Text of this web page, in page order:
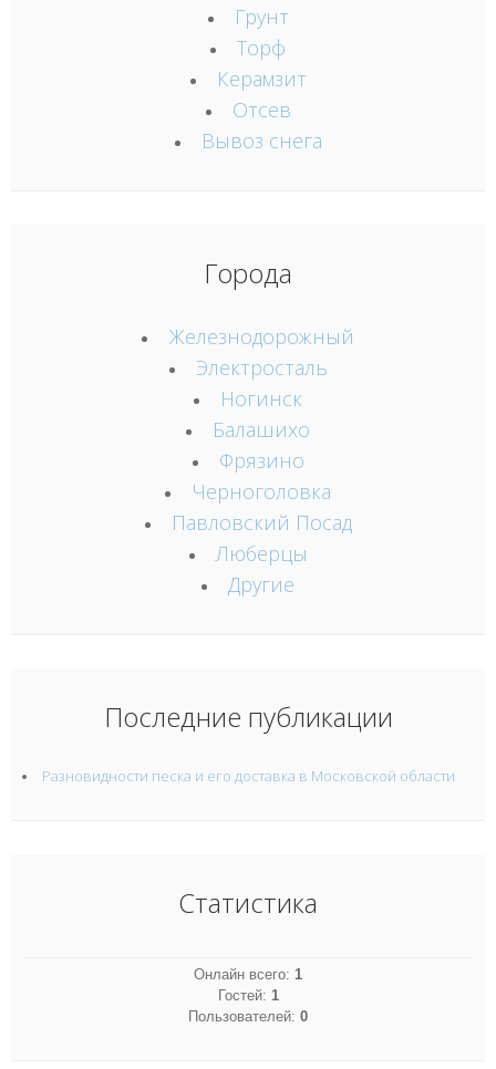
Грунт
Торф
Керамзит
Отсев
Вывоз снега
Города
Железнодорожный
Электросталь
Ногинск
Балашихо
Фрязино
Черноголовка
Павловский Посад
Люберцы
Другие
Последние публикации
Разновидности песка и его доставка в Московской области
Статистика
Онлайн всего: 1
Гостей: 1
Пользователей: 0